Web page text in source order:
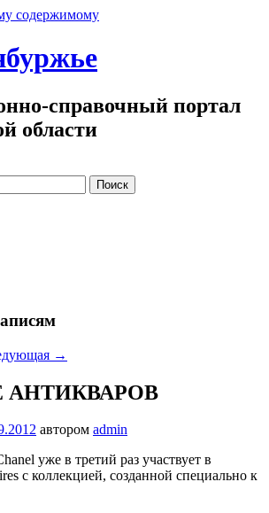
содержимому
справочный портал
области
→
АНТИКВАРОВ
автором admin
уже в третий раз участвует в
с коллекцией, созданной специально к